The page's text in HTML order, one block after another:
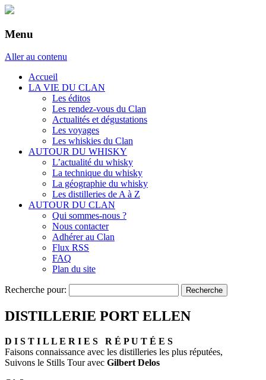
Menu
Aller au contenu
Accueil
LA VIE DU CLAN
Les éditos
Les rendez-vous du Clan
Actualités et dégustations
Les voyages
Les whiskies du Clan
AUTOUR DU WHISKY
L’actualité du whisky
La technique du whisky
La géographie du whisky
Les distilleries de A à Z
AUTOUR DU CLAN
Qui sommes-nous ?
Nous contacter
Adhérer au Clan
Flux RSS
FAQ
Plan du site
Recherche pour:
DISTILLERIE PORT ELLEN
D I S T I L L E R I E S R É P U T É E S
Faisons connaissance avec les distilleries les plus réputées,
Suivons le Stills Tour avec Gilbert Delos